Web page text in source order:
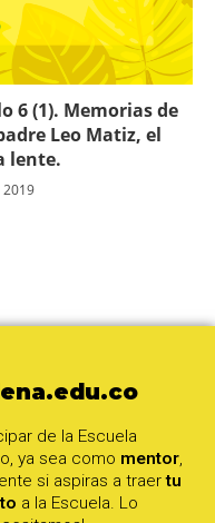
6 (1). Memorias de
Leo Matiz, el
lente.
de la Escuela
ya sea como mentor,
si aspiras a traertu
a la Escuela. Lo